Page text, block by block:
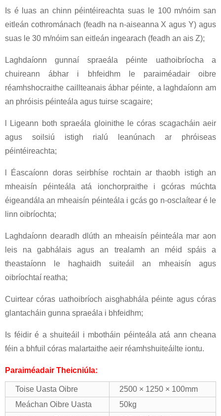
Is é luas an chinn péintéireachta suas le 100 m/nóim san
eitleán cothrománach (feadh na n-aiseanna X agus Y) agus
suas le 30 m/nóim san eitleán ingearach (feadh an ais Z);
Laghdaíonn gunnaí spraeála péinte uathoibríocha a
chuireann ábhar i bhfeidhm le paraiméadair oibre
réamhshocraithe caillteanais ábhar péinte, a laghdaíonn am
an phróisis péinteála agus tuirse scagaire;
l Ligeann both spraeála gloinithe le córas scagacháin aeir
agus soilsiú istigh rialú leanúnach ar phróiseas
péintéireachta;
l Éascaíonn doras seirbhíse rochtain ar thaobh istigh an
mheaisín péinteála atá ionchorpraithe i gcóras múchta
éigeandála an mheaisín péinteála i gcás go n-osclaítear é le
linn oibríochta;
Laghdaíonn dearadh dlúth an mheaisín péinteála mar aon
leis na gabhálais agus an trealamh an méid spáis a
theastaíonn le haghaidh suiteáil an mheaisín agus
oibríochtaí reatha;
Cuirtear córas uathoibríoch aisghabhála péinte agus córas
glantacháin gunna spraeála i bhfeidhm;
Is féidir é a shuiteáil i mbotháin péinteála atá ann cheana
féin a bhfuil córas malartaithe aeir réamhshuiteáilte iontu.
Paraiméadair Theicniúla:
Toise Uasta Oibre
2500 × 1250 × 100mm
Meáchan Oibre Uasta
50kg